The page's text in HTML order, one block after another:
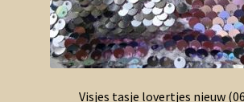
Visjes tasje lovertjes nieuw